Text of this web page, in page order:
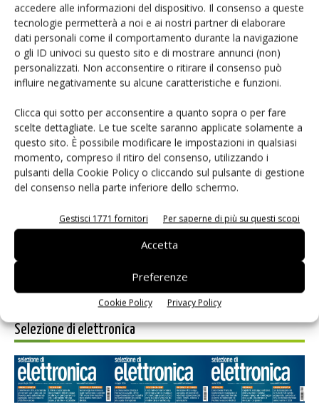
accedere alle informazioni del dispositivo. Il consenso a queste
tecnologie permetterà a noi e ai nostri partner di elaborare
dati personali come il comportamento durante la navigazione
o gli ID univoci su questo sito e di mostrare annunci (non)
personalizzati. Non acconsentire o ritirare il consenso può
influire negativamente su alcune caratteristiche e funzioni.
Clicca qui sotto per acconsentire a quanto sopra o per fare
scelte dettagliate. Le tue scelte saranno applicate solamente a
questo sito. È possibile modificare le impostazioni in qualsiasi
momento, compreso il ritiro del consenso, utilizzando i
pulsanti della Cookie Policy o cliccando sul pulsante di gestione
del consenso nella parte inferiore dello schermo.
Gestisci 1771 fornitori Per saperne di più su questi scopi
Accetta
Preferenze
Cookie Policy Privacy Policy
Salva il mio nome, email e sito web in questo browser per i
prossimi commenti.
Selezione di elettronica